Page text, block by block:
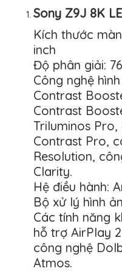
Sony Z9J 8K
Kích thước
inch
Độ phân giải:
Công nghệ
Contrast
Contrast
Triluminos Pro,
Contrast Pro,
Resolution,
Clarity.
Hệ điều hành:
Bộ xử lý hình
Các tính năng
hỗ trợ AirPlay
công nghệ
Atmos.